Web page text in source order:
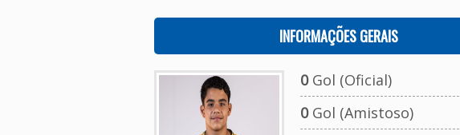
INFORMAÇÕES GERAIS
0Gol (Oficial)
0Gol (Amistoso)